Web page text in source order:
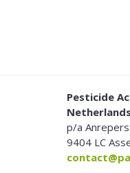
FOOTERPesticide
Netherlands
p/a
9404 LC